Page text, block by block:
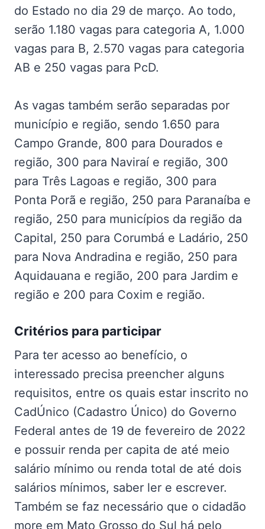
do Estado no dia 29 de março. Ao todo,
serão 1.180 vagas para categoria A, 1.000
vagas para B, 2.570 vagas para categoria
AB e 250 vagas para PcD.
As vagas também serão separadas por
município e região, sendo 1.650 para
Campo Grande, 800 para Dourados e
região, 300 para Naviraí e região, 300
para Três Lagoas e região, 300 para
Ponta Porã e região, 250 para Paranaíba e
região, 250 para municípios da região da
Capital, 250 para Corumbá e Ladário, 250
para Nova Andradina e região, 250 para
Aquidauana e região, 200 para Jardim e
região e 200 para Coxim e região.
Critérios para participar
Para ter acesso ao benefício, o
interessado precisa preencher alguns
requisitos, entre os quais estar inscrito no
CadÚnico (Cadastro Único) do Governo
Federal antes de 19 de fevereiro de 2022
e possuir renda per capita de até meio
salário mínimo ou renda total de até dois
salários mínimos, saber ler e escrever.
Também se faz necessário que o cidadão
more em Mato Grosso do Sul há pelo